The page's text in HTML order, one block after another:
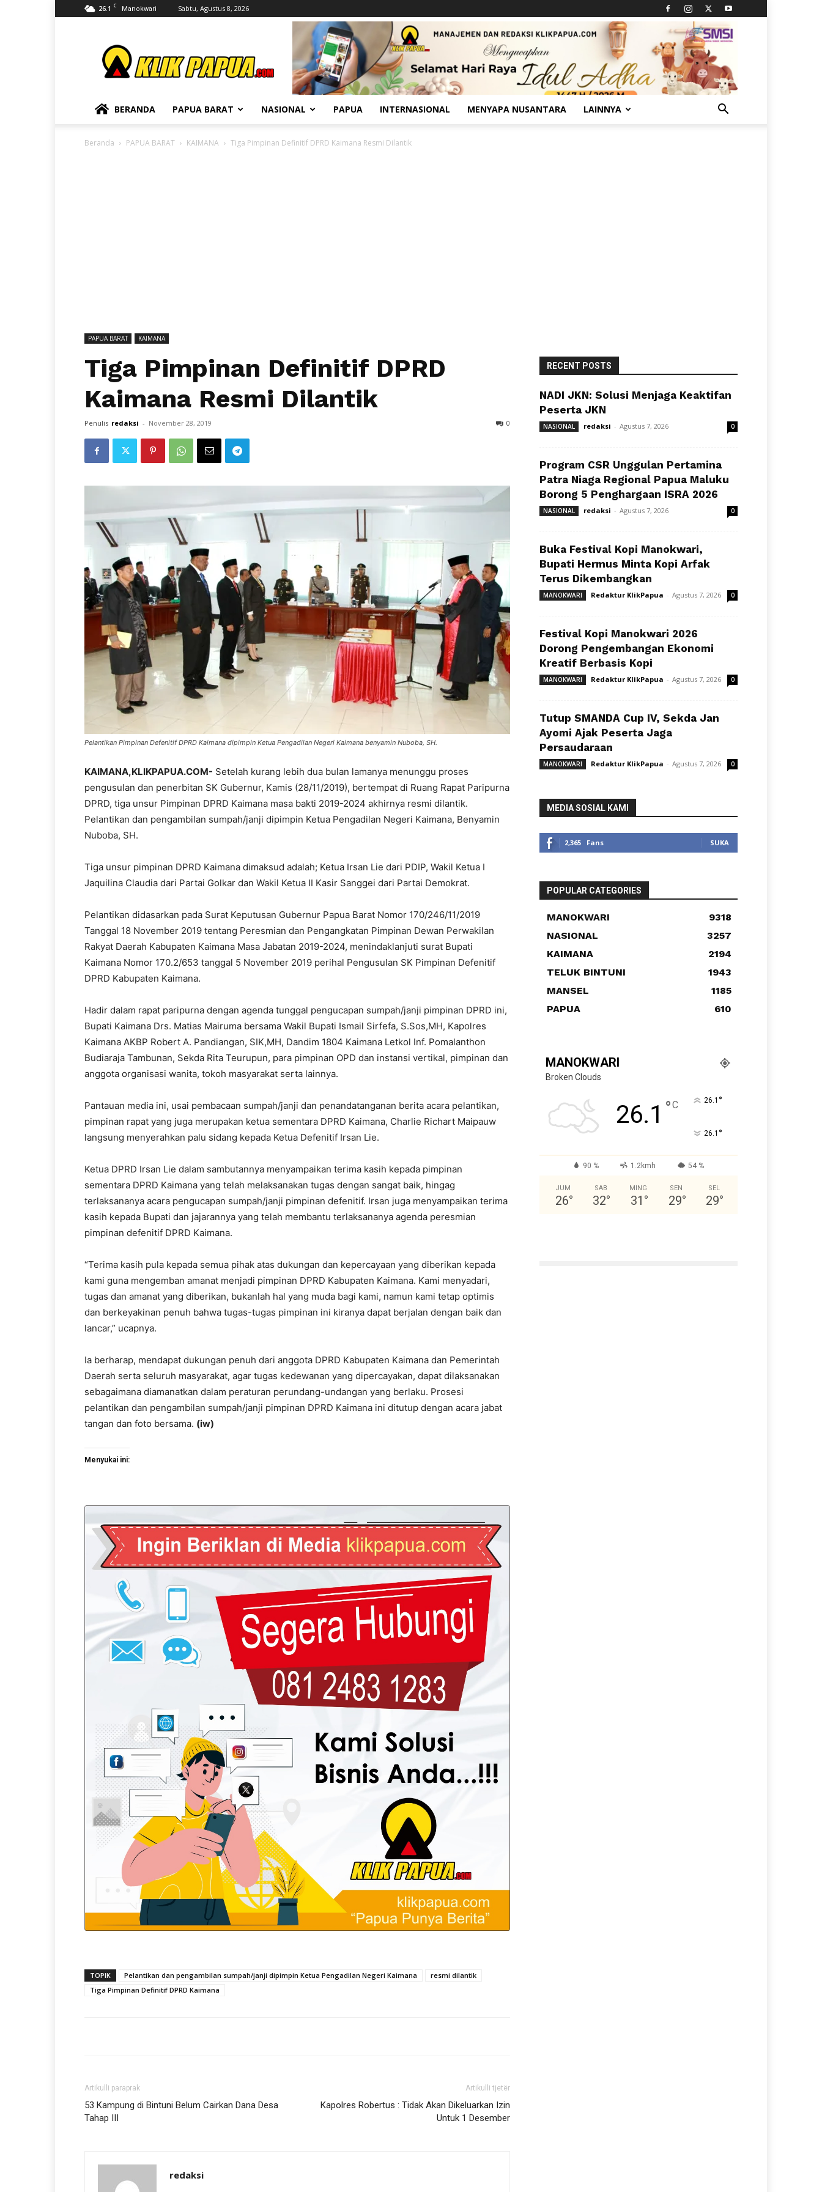
26.1 C Manokwari Sabtu, Agustus 8, 2026
BERANDA PAPUA BARAT NASIONAL PAPUA INTERNASIONAL MENYAPA NUSANTARA LAINNYA
Beranda PAPUA BARAT KAIMANA Tiga Pimpinan Definitif DPRD Kaimana Resmi Dilantik
PAPUA BARAT KAIMANA
Tiga Pimpinan Definitif DPRD
Kaimana Resmi Dilantik
Penulis redaksi - November 28, 2019 0
Pelantikan Pimpinan Defenitif DPRD Kaimana dipimpin Ketua Pengadilan Negeri Kaimana benyamin Nuboba, SH.
KAIMANA,KLIKPAPUA.COM- Setelah kurang lebih dua bulan lamanya menunggu proses
pengusulan dan penerbitan SK Gubernur, Kamis (28/11/2019), bertempat di Ruang Rapat Paripurna
DPRD, tiga unsur Pimpinan DPRD Kaimana masa bakti 2019-2024 akhirnya resmi dilantik.
Pelantikan dan pengambilan sumpah/janji dipimpin Ketua Pengadilan Negeri Kaimana, Benyamin
Nuboba, SH.
Tiga unsur pimpinan DPRD Kaimana dimaksud adalah; Ketua Irsan Lie dari PDIP, Wakil Ketua I
Jaquilina Claudia dari Partai Golkar dan Wakil Ketua II Kasir Sanggei dari Partai Demokrat.
Pelantikan didasarkan pada Surat Keputusan Gubernur Papua Barat Nomor 170/246/11/2019
Tanggal 18 November 2019 tentang Peresmian dan Pengangkatan Pimpinan Dewan Perwakilan
Rakyat Daerah Kabupaten Kaimana Masa Jabatan 2019-2024, menindaklanjuti surat Bupati
Kaimana Nomor 170.2/653 tanggal 5 November 2019 perihal Pengusulan SK Pimpinan Defenitif
DPRD Kabupaten Kaimana.
Hadir dalam rapat paripurna dengan agenda tunggal pengucapan sumpah/janji pimpinan DPRD ini,
Bupati Kaimana Drs. Matias Mairuma bersama Wakil Bupati Ismail Sirfefa, S.Sos,MH, Kapolres
Kaimana AKBP Robert A. Pandiangan, SIK,MH, Dandim 1804 Kaimana Letkol Inf. Pomalanthon
Budiaraja Tambunan, Sekda Rita Teurupun, para pimpinan OPD dan instansi vertikal, pimpinan dan
anggota organisasi wanita, tokoh masyarakat serta lainnya.
Pantauan media ini, usai pembacaan sumpah/janji dan penandatanganan berita acara pelantikan,
pimpinan rapat yang juga merupakan ketua sementara DPRD Kaimana, Charlie Richart Maipauw
langsung menyerahkan palu sidang kepada Ketua Defenitif Irsan Lie.
Ketua DPRD Irsan Lie dalam sambutannya menyampaikan terima kasih kepada pimpinan
sementara DPRD Kaimana yang telah melaksanakan tugas dengan sangat baik, hingag
terlaksananya acara pengucapan sumpah/janji pimpinan defenitif. Irsan juga menyampaikan terima
kasih kepada Bupati dan jajarannya yang telah membantu terlaksananya agenda peresmian
pimpinan defenitif DPRD Kaimana.
“Terima kasih pula kepada semua pihak atas dukungan dan kepercayaan yang diberikan kepada
kami guna mengemban amanat menjadi pimpinan DPRD Kabupaten Kaimana. Kami menyadari,
tugas dan amanat yang diberikan, bukanlah hal yang muda bagi kami, namun kami tetap optimis
dan berkeyakinan penuh bahwa tugas-tugas pimpinan ini kiranya dapat berjalan dengan baik dan
lancar,” ucapnya.
Ia berharap, mendapat dukungan penuh dari anggota DPRD Kabupaten Kaimana dan Pemerintah
Daerah serta seluruh masyarakat, agar tugas kedewanan yang dipercayakan, dapat dilaksanakan
sebagaimana diamanatkan dalam peraturan perundang-undangan yang berlaku. Prosesi
pelantikan dan pengambilan sumpah/janji pimpinan DPRD Kaimana ini ditutup dengan acara jabat
tangan dan foto bersama. (iw)
Menyukai ini:
TOPIK Pelantikan dan pengambilan sumpah/janji dipimpin Ketua Pengadilan Negeri Kaimana
resmi dilantik
Tiga Pimpinan Definitif DPRD Kaimana
Artikulli paraprak
53 Kampung di Bintuni Belum Cairkan Dana Desa
Tahap III
Artikulli tjetër
Kapolres Robertus : Tidak Akan Dikeluarkan Izin
Untuk 1 Desember
redaksi
RECENT POSTS
NADI JKN: Solusi Menjaga Keaktifan
Peserta JKN
NASIONAL redaksi - Agustus 7, 2026 0
Program CSR Unggulan Pertamina
Patra Niaga Regional Papua Maluku
Borong 5 Penghargaan ISRA 2026
NASIONAL redaksi - Agustus 7, 2026 0
Buka Festival Kopi Manokwari,
Bupati Hermus Minta Kopi Arfak
Terus Dikembangkan
MANOKWARI Redaktur KlikPapua - Agustus 7, 2026 0
Festival Kopi Manokwari 2026
Dorong Pengembangan Ekonomi
Kreatif Berbasis Kopi
MANOKWARI Redaktur KlikPapua - Agustus 7, 2026 0
Tutup SMANDA Cup IV, Sekda Jan
Ayomi Ajak Peserta Jaga
Persaudaraan
MANOKWARI Redaktur KlikPapua - Agustus 7, 2026 0
MEDIA SOSIAL KAMI
2,365 Fans SUKA
POPULAR CATEGORIES
MANOKWARI
9318
NASIONAL
3257
KAIMANA
2194
TELUK BINTUNI
1943
MANSEL
1185
PAPUA
610
MANOKWARI
Broken Clouds
26.1 °C 26.1 °
26.1 °
90 % 1.2kmh 54 %
JUM
26°
SAB
32°
MING
31 °
SEN
29°
SEL
29°